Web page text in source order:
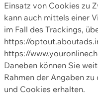
Einsatz von Cookies zu
kann auch mittels einer
im Fall des Trackings,
https://
https://
Daneben können Sie
Rahmen der Angaben
und Cookies erhalten.